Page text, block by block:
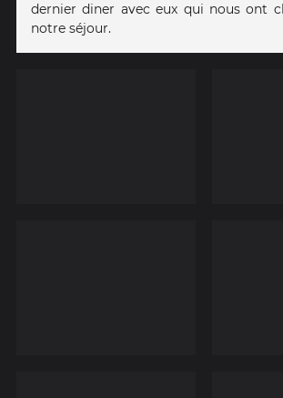
dernier diner avec eux qui nous ont
notre séjour.